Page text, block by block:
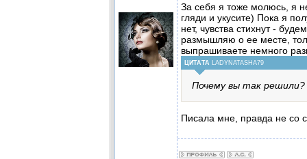
За себя я тоже молюсь, я
гляди и укусите) Пока я
нет, чувства стихнут -
размышляю о ее месте,
выпрашиваете немного
ЦИТАТА LADYNATASHA79
Почему вы так решили?
Писала мне, правда не со